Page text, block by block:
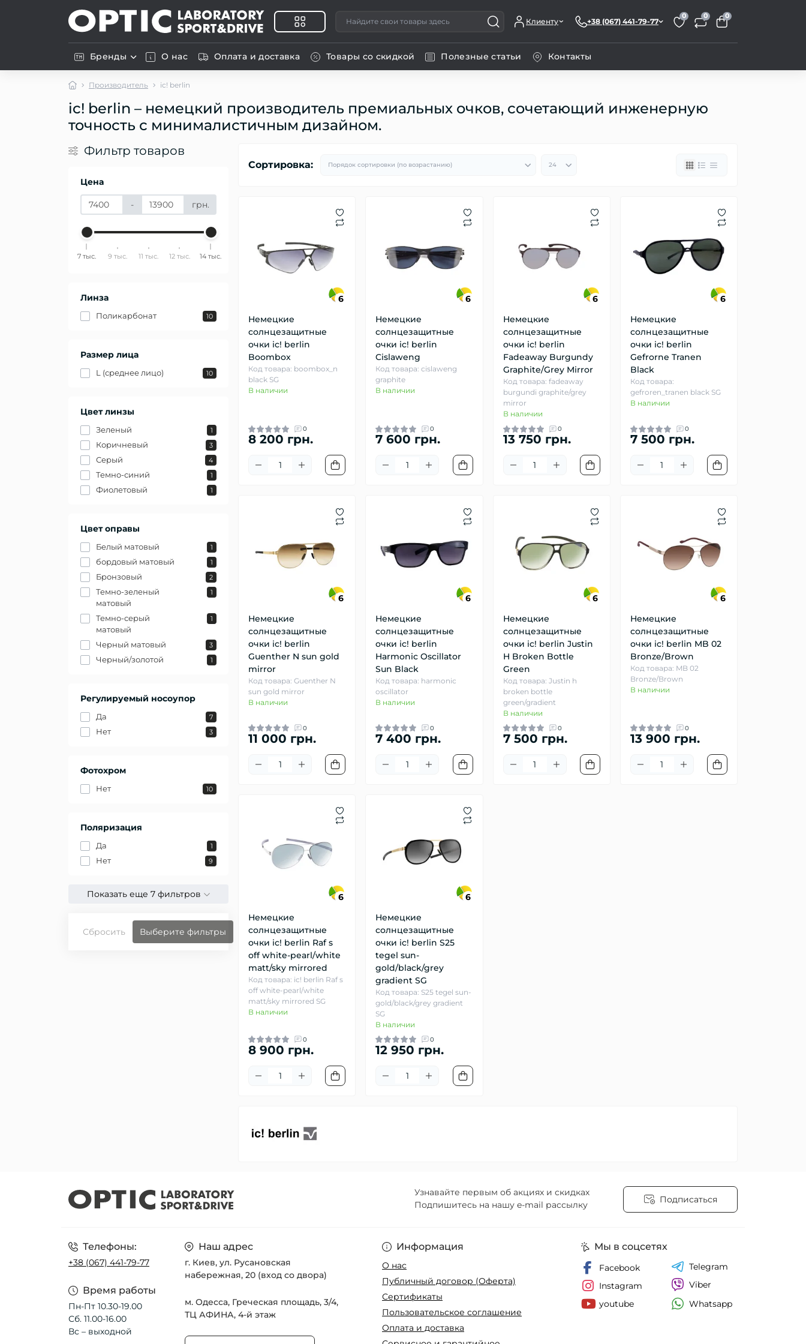
Клиенту +38 (067) 441-79-77
0 0 0
Бренды О нас Оплата и доставка Товары со скидкой Полезные статьи Контакты
Производитель ic! berlin
ic! berlin – немецкий производитель премиальных очков, сочетающий инженерную
точность с минималистичным дизайном.
Фильтр товаров
Цена
- грн.
7 тыс. 9 тыс. 11 тыс. 12 тыс. 14 тыс.
Линза
Поликарбонат 10
Размер лица
L (среднее лицо) 10
Цвет линзы
Зеленый 1
Коричневый 3
Серый 4
Темно-синий 1
Фиолетовый 1
Цвет оправы
Белый матовый 1
бордовый матовый 1
Бронзовый 2
Темно-зеленый
матовый
1
Темно-серый
матовый
1
Черный матовый 3
Черный/золотой 1
Регулируемый носоупор
Да 7
Нет 3
Фотохром
Нет 10
Поляризация
Да 1
Нет 9
Показать еще 7 фильтров
Сбросить Выберите фильтры
Сортировка:
6
Немецкие
солнцезащитные
очки ic! berlin
Boombox
Код товара: boombox_n
black SG
В наличии
0
8 200 грн.
6
Немецкие
солнцезащитные
очки ic! berlin
Cislaweng
Код товара: cislaweng
graphite
В наличии
0
7 600 грн.
6
Немецкие
солнцезащитные
очки ic! berlin
Fadeaway Burgundy
Graphite/Grey Mirror
Код товара: fadeaway
burgundi graphite/grey
mirror
В наличии
0
13 750 грн.
6
Немецкие
солнцезащитные
очки ic! berlin
Gefrorne Tranen
Black
Код товара:
gefroren_tranen black SG
В наличии
0
7 500 грн.
6
Немецкие
солнцезащитные
очки ic! berlin
Guenther N sun gold
mirror
Код товара: Guenther N
sun gold mirror
В наличии
0
11 000 грн.
6
Немецкие
солнцезащитные
очки ic! berlin
Harmonic Oscillator
Sun Black
Код товара: harmonic
oscillator
В наличии
0
7 400 грн.
6
Немецкие
солнцезащитные
очки ic! berlin Justin
H Broken Bottle
Green
Код товара: Justin h
broken bottle
green/gradient
В наличии
0
7 500 грн.
6
Немецкие
солнцезащитные
очки ic! berlin MB 02
Bronze/Brown
Код товара: MB 02
Bronze/Brown
В наличии
0
13 900 грн.
6
Немецкие
солнцезащитные
очки ic! berlin Raf s
off white-pearl/white
matt/sky mirrored
Код товара: ic! berlin Raf s
off white-pearl/white
matt/sky mirrored SG
В наличии
0
8 900 грн.
6
Немецкие
солнцезащитные
очки ic! berlin S25
tegel sun-
gold/black/grey
gradient SG
Код товара: S25 tegel sun-
gold/black/grey gradient
SG
В наличии
0
12 950 грн.
Узнавайте первым об акциях и скидках
Подпишитесь на нашу e-mail рассылку
Подписаться
Телефоны:
+38 (067) 441-79-77
Время работы
Пн-Пт 10.30-19.00
Сб. 11.00-16.00
Вс – выходной
Наш адрес
г. Киев, ул. Русановская
набережная, 20 (вход со двора)
м. Одесса, Греческая площадь, 3/4,
ТЦ АФИНА, 4-й этаж
Информация
О нас
Публичный договор (Оферта)
Сертификаты
Пользовательское соглашение
Оплата и доставка
Мы в соцсетях
Facebook
Instagram
youtube
Telegram
Viber
Whatsapp